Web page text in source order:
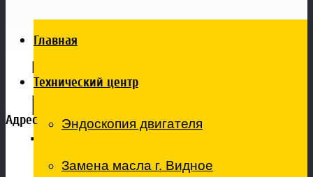
Адрес
Главная
Технический центр
Эндоскопия двигателя
Замена масла г. Видное
Ремонт
Коммерческого
Транспорта